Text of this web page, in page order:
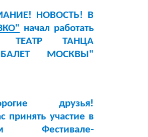
НОВОСТЬ! В
начал работать
ТЕАТР ТАНЦА
МОСКВЫ"
друзья!
принять участие в
Фестивале-